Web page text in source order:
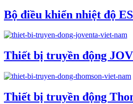
Bộ điều khiển nhiệt độ
Thiết bị truyền động
Thiết bị truyền động